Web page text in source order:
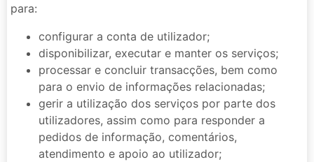
para:
configurar a conta de utilizador;
disponibilizar, executar e manter os serviços;
processar e concluir transacções, bem como
para o envio de informações relacionadas;
gerir a utilização dos serviços por parte dos
utilizadores, assim como para responder a
pedidos de informação, comentários,
atendimento e apoio ao utilizador;